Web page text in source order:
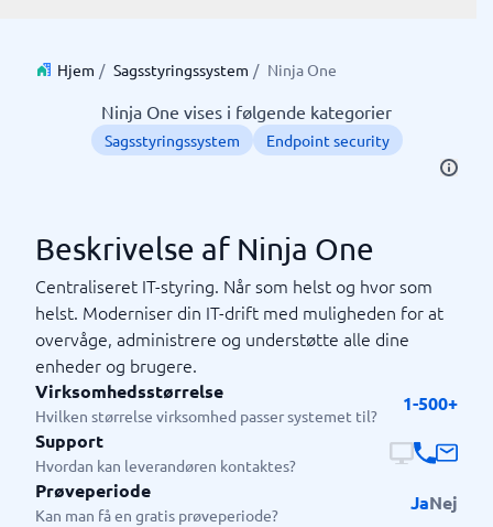
Hjem / Sagsstyringssystem / Ninja One
Ninja One vises i følgende kategorier
Sagsstyringssystem Endpoint security
Beskrivelse af Ninja One
Centraliseret IT-styring. Når som helst og hvor som
helst. Moderniser din IT-drift med muligheden for at
overvåge, administrere og understøtte alle dine
enheder og brugere.
Virksomhedsstørrelse
Hvilken størrelse virksomhed passer systemet til?
1-500+
Support
Hvordan kan leverandøren kontaktes?
Prøveperiode
Kan man få en gratis prøveperiode?
JaNej